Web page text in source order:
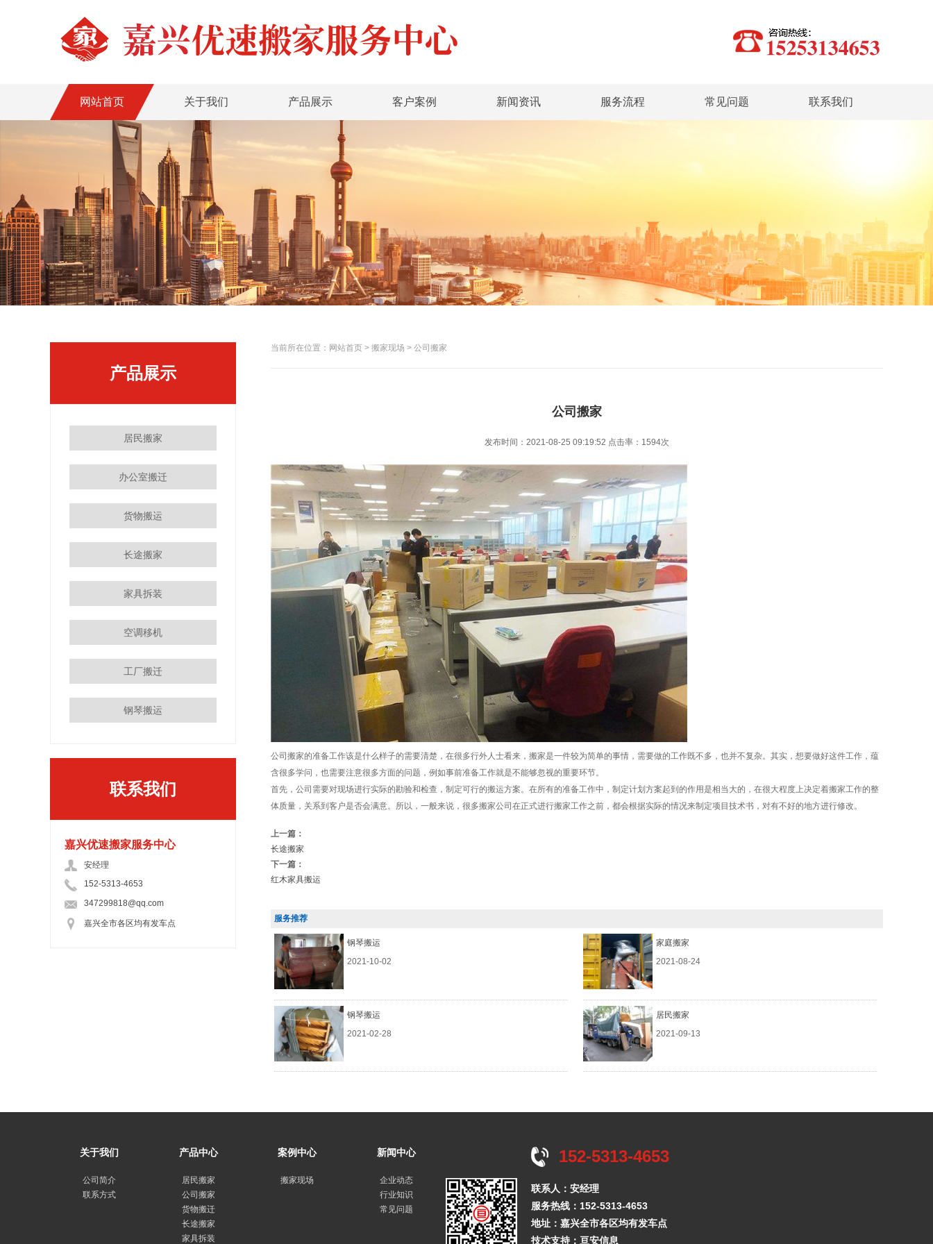
网站首页 关于我们 产品展示 客户案例 新闻资讯 服务流程 常见问题 联系我们
产品展示
居民搬家
办公室搬迁
货物搬运
长途搬家
家具拆装
空调移机
工厂搬迁
钢琴搬运
联系我们
嘉兴优速搬家服务中心
安经理
152-5313-4653
347299818@qq.com
嘉兴全市各区均有发车点
当前所在位置：网站首页 > 搬家现场 > 公司搬家
公司搬家
发布时间：2021-08-25 09:19:52 点击率： 1594次
公司搬家的准备工作该是什么样子的需要清楚，在很多行外人士看来，搬家是一件较为简单的事情，需要做的工作既不多，也并不复杂。其实，想要做好这件工作，蕴
含很多学问，也需要注意很多方面的问题，例如事前准备工作就是不能够忽视的重要环节。
首先，公司需要对现场进行实际的勘验和检查，制定可行的搬运方案。在所有的准备工作中，制定计划方案起到的作用是相当大的，在很大程度上决定着搬家工作的整
体质量，关系到客户是否会满意。所以，一般来说，很多搬家公司在正式进行搬家工作之前，都会根据实际的情况来制定项目技术书，对有不好的地方进行修改。
上一篇：
长途搬家
下一篇：
红木家具搬运
服务推荐
钢琴搬运
2021-10-02
家庭搬家
2021-08-24
钢琴搬运
2021-02-28
居民搬家
2021-09-13
关于我们
公司简介
联系方式
产品中心
居民搬家
公司搬家
货物搬迁
长途搬家
家具拆装
案例中心
搬家现场
新闻中心
企业动态
行业知识
常见问题
152-5313-4653
联系人：安经理
服务热线：152-5313-4653
地址：嘉兴全市各区均有发车点
技术支持： 亘安信息